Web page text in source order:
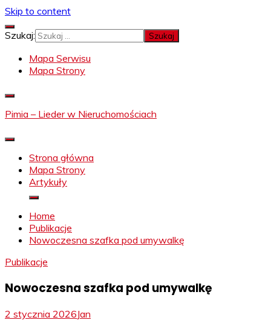
Skip to content
Szukaj:
Mapa Serwisu
Mapa Strony
Pimia – Lieder w Nieruchomościach
Strona główna
Mapa Strony
Artykuły
Home
Publikacje
Nowoczesna szafka pod umywalkę
Publikacje
Nowoczesna szafka pod umywalkę
2 stycznia 2026Jan